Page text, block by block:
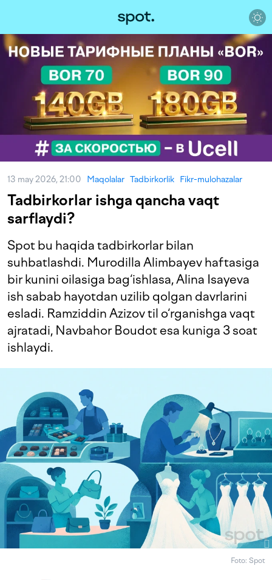
13 may 2026, 21:00 Maqolalar Tadbirkorlik Fikr-mulohazalar
Tadbirkorlar ishga qancha vaqt
sarflaydi?
Spot bu haqida tadbirkorlar bilan
suhbatlashdi. Murodilla Alimbayev haftasiga
bir kunini oilasiga bag‘ishlasa, Alina Isayeva
ish sabab hayotdan uzilib qolgan davrlarini
esladi. Ramziddin Azizov til o‘rganishga vaqt
ajratadi, Navbahor Boudot esa kuniga 3 soat
ishlaydi.
Foto: Spot